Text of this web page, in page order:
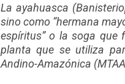
La ayahuasca
sino como “hermana
espíritus” o la soga que
planta que se utiliza
Andino-Amazónica